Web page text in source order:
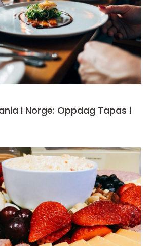
i Norge: Oppdag Tapas i